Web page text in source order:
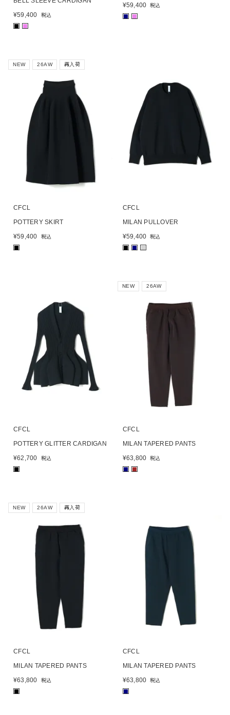
¥59,400 税込
■ ■
¥59,400 税込
■ ■
NEW 26AW 再入荷
CFCL
POTTERY SKIRT
¥59,400 税込
■
CFCL
MILAN PULLOVER
¥59,400 税込
■ ■ ■
CFCL
POTTERY GLITTER CARDIGAN
¥62,700 税込
NEW 26AW
CFCL
MILAN TAPERED PANTS
¥63,800 税込
NEW 26AW 再入荷
CFCL
MILAN TAPERED PANTS
¥63,800 税込
■
CFCL
MILAN TAPERED PANTS
¥63,800 税込
■